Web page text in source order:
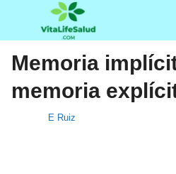
Memoria
memoria
E Ruiz